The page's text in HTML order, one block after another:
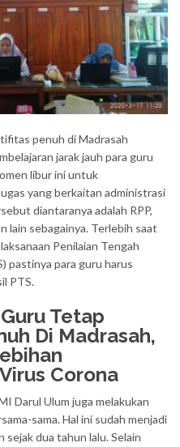
penuh di Madrasah
jarak jauh para guru
libur ini untuk
yang berkaitan administrasi
diantaranya adalah RPP,
lain sebagainya. Terlebih saat
Penilaian Tengah
pastinya para guru harus
PTS.
Tetap
Di Madrasah,
Corona
Darul Ulum juga melakukan
sama. Hal ini sudah menjadi
sejak dua tahun lalu. Selain